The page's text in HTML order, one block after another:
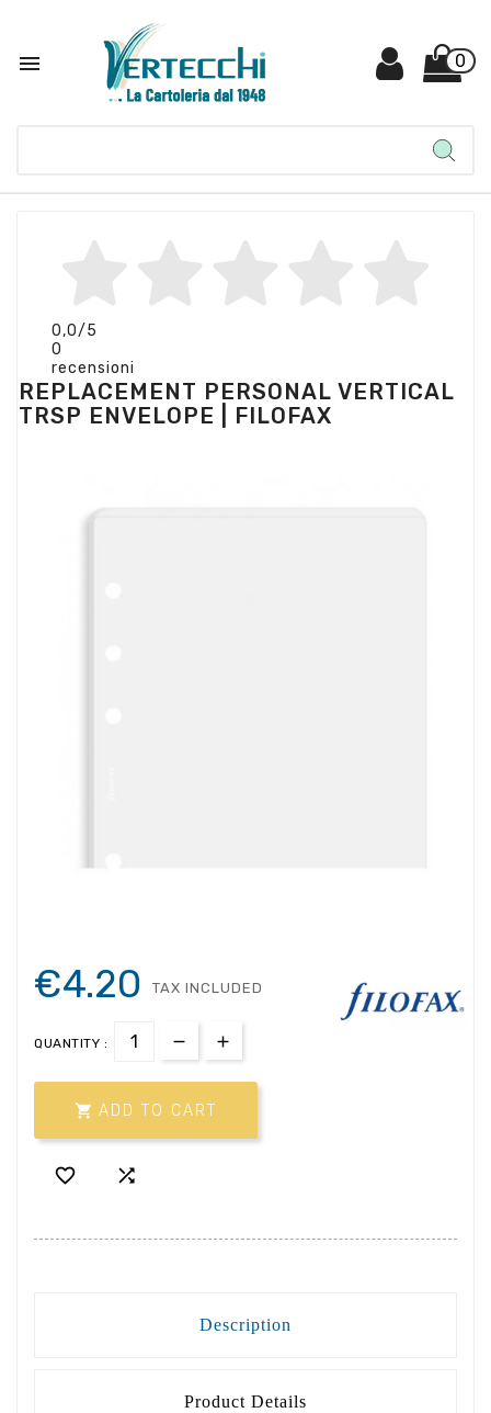
 0
0,0/5
0
recensioni
REPLACEMENT PERSONAL VERTICAL
TRSP ENVELOPE | FILOFAX
€4.20 TAX INCLUDED
QUANTITY :
 ADD TO CART
 
Description
Product Details